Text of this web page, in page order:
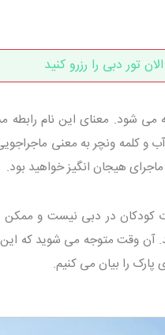
تور دبی را رزرو کنید
می شود. معنای این نام رابطه
و کلمه ونچر به معنی
هیجان انگیز خواهید بود.
کودکان در دبی نیست و
آن وقت متوجه می شوید که این
پارک را بیان می کنیم.